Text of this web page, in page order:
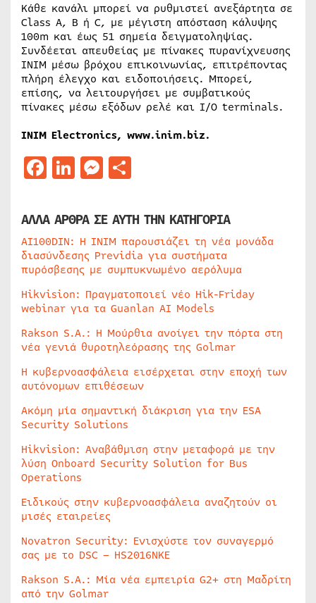
Κάθε κανάλι μπορεί να ρυθμιστεί ανεξάρτητα σε
Class A, B ή C, με μέγιστη απόσταση κάλυψης
100m και έως 51 σημεία δειγματοληψίας.
Συνδέεται απευθείας με πίνακες πυρανίχνευσης
INIM μέσω βρόχου επικοινωνίας, επιτρέποντας
πλήρη έλεγχο και ειδοποιήσεις. Μπορεί,
επίσης, να λειτουργήσει με συμβατικούς
πίνακες μέσω εξόδων ρελέ και I/O terminals.
INIM Electronics, www.inim.biz.
Facebook
LinkedIn
Messenger
ΑΛΛΑ ΑΡΘΡΑ ΣΕ ΑΥΤΗ ΤΗΝ ΚΑΤΗΓΟΡΙΑ
AI100DIN: Η INIM παρουσιάζει τη νέα μονάδα
διασύνδεσης Previdia για συστήματα
πυρόσβεσης με συμπυκνωμένο αερόλυμα
Hikvision: Πραγματοποιεί νέο Hik-Friday
webinar για τα Guanlan AI Models
Rakson S.A.: Η Μούρθια ανοίγει την πόρτα στη
νέα γενιά θυροτηλεόρασης της Golmar
Η κυβερνοασφάλεια εισέρχεται στην εποχή των
αυτόνομων επιθέσεων
Ακόμη μία σημαντική διάκριση για την ESA
Security Solutions
Hikvision: Αναβάθμιση στην μεταφορά με την
λύση Onboard Security Solution for Bus
Operations
Ειδικούς στην κυβερνοασφάλεια αναζητούν οι
μισές εταιρείες
Novatron Security: Ενισχύστε τον συναγερμό
σας με το DSC – HS2016NKE
Rakson S.A.: Μία νέα εμπειρία G2+ στη Μαδρίτη
από την Golmar